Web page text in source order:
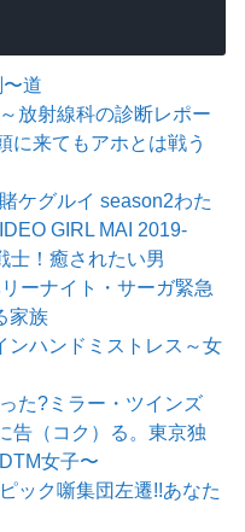
道
放射線科の診断レポー
に来てもアホとは戦う
賭ケグルイ season2わた
GIRL MAI 2019-
士！癒されたい男
ーナイト・サーガ緊急
家族
ンハンド ミストレス～女
た? ミラー・ツインズ
告（コク）る。東京独
女子〜
ック噺集団左遷!!あなた